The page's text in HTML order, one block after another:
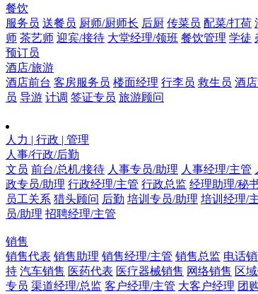
餐饮
服务员 送餐员 厨师/厨师长 后厨 传菜员 配菜/打荷
师 茶艺师 迎宾/接待 大堂经理/领班 餐饮管理 学徒
预订员
酒店/旅游
酒店前台 客房服务员 楼面经理 行李员 救生员 酒
员 导游 计调 签证专员 旅游顾问
人力 | 行政 | 管理
人事/行政/后勤
文员 前台/总机/接待 人事专员/助理 人事经理/主管
政专员/助理 行政经理/主管 行政总监 经理助理/秘
员工关系 猎头顾问 后勤 培训专员/助理 培训经理/
员/助理 招聘经理/主管
销售
销售代表 销售助理 销售经理/主管 销售总监 电话
持 汽车销售 医药代表 医疗器械销售 网络销售 区
专员 渠道经理/总监 客户经理/主管 大客户经理 团